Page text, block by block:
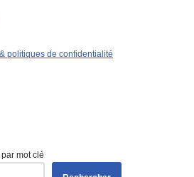
politiques de confidentialité
mot clé